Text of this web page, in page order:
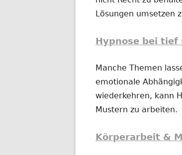
Lösungen umsetzen
Hypnose bei tief
Manche Themen
emotionale
wiederkehren, kann
Mustern zu arbeiten.
Körperarbeit &